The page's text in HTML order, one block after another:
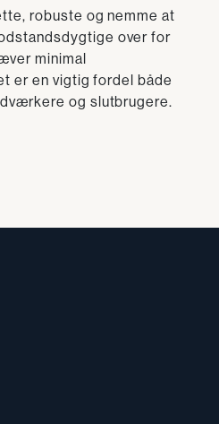
robuste og nemme at
over for
minimal
er en vigtig fordel både
og slutbrugere.